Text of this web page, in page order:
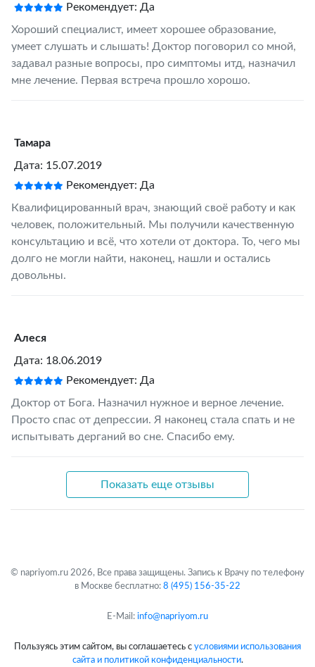
Рекомендует: Да
Хороший специалист, имеет хорошее образование,
умеет слушать и слышать! Доктор поговорил со мной,
задавал разные вопросы, про симптомы итд, назначил
мне лечение. Первая встреча прошло хорошо.
Тамара
Дата: 15.07.2019
Рекомендует: Да
Квалифицированный врач, знающий своё работу и как
человек, положительный. Мы получили качественную
консультацию и всё, что хотели от доктора. То, чего мы
долго не могли найти, наконец, нашли и остались
довольны.
Алеся
Дата: 18.06.2019
Рекомендует: Да
Доктор от Бога. Назначил нужное и верное лечение.
Просто спас от депрессии. Я наконец стала спать и не
испытывать дерганий во сне. Спасибо ему.
Показать еще отзывы
© napriyom.ru 2026, Все права защищены. Запись к Врачу по телефону
в Москве бесплатно: 8 (495) 156-35-22
E-Mail: info@napriyom.ru
Пользуясь этим сайтом, вы соглашаетесь с условиями использования
сайта и политикой конфиденциальности.